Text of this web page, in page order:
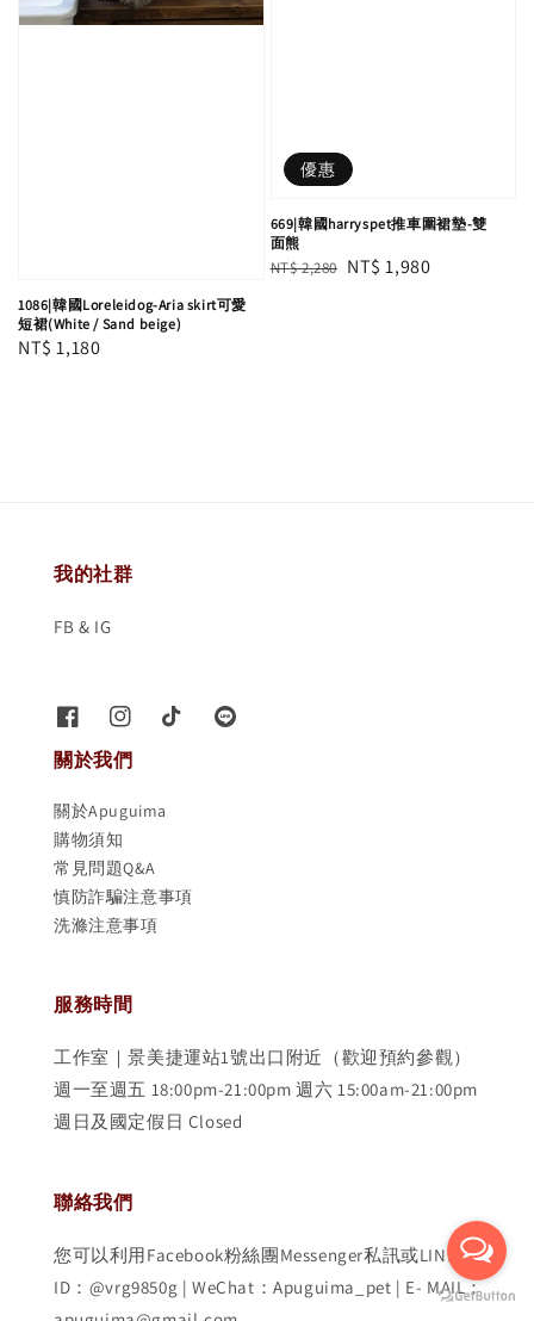
1086|韓國Loreleidog-Aria skirt可愛
短裙(White / Sand beige)
Regular
NT$ 1,180
優惠
669|韓國harryspet推車圍裙墊-雙
面熊
Regular
NT$ 2,280 Sale
NT$ 1,980
我的社群
FB & IG
關於我們
關於Apuguima
購物須知
常見問題Q&A
慎防詐騙注意事項
洗滌注意事項
服務時間
工作室｜景美捷運站1號出口附近（歡迎預約參觀）
週一至週五 18:00pm-21:00pm 週六 15:00am-21:00pm
週日及國定假日 Closed
聯絡我們
您可以利用Facebook粉絲團Messenger私訊或LINE
ID：@vrg9850g | WeChat：Apuguima_pet | E- MAIL：